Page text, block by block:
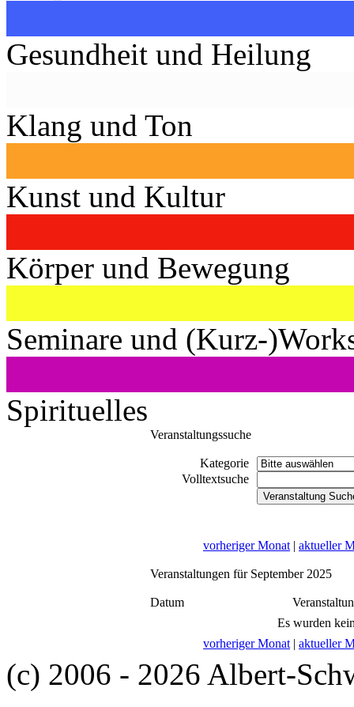
Gesundheit und Heilung
Klang und Ton
Kunst und Kultur
Körper und Bewegung
Seminare und (Kurz-
Spirituelles
Veranstaltungssuche
Kategorie
Volltextsuche
vorheriger Monat | aktueller
Veranstaltungen für September 2025
Datum
Es wurden
vorheriger Monat | aktueller
(c) 2006 - 2026 Albert-